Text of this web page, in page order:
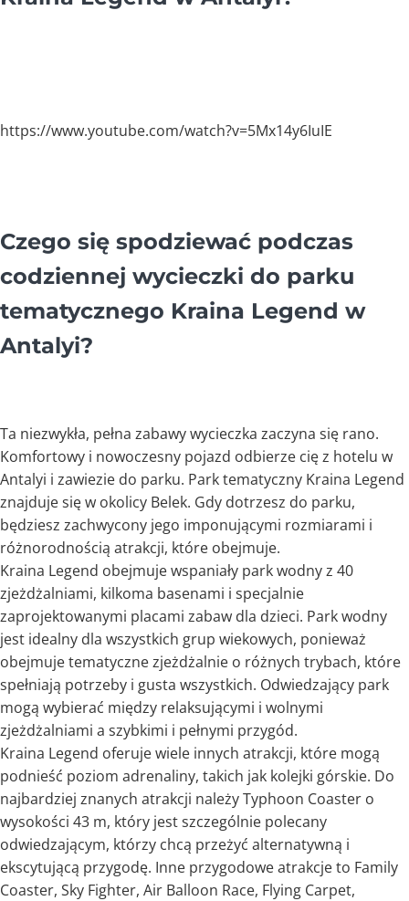
https://www.youtube.com/watch?v=5Mx14y6IuIE
Czego się spodziewać podczas
codziennej wycieczki do parku
tematycznego Kraina Legend w
Antalyi?
Ta niezwykła, pełna zabawy wycieczka zaczyna się rano.
Komfortowy i nowoczesny pojazd odbierze cię z hotelu w
Antalyi i zawiezie do parku. Park tematyczny Kraina Legend
znajduje się w okolicy Belek. Gdy dotrzesz do parku,
będziesz zachwycony jego imponującymi rozmiarami i
różnorodnością atrakcji, które obejmuje.
Kraina Legend obejmuje wspaniały park wodny z 40
zjeżdżalniami, kilkoma basenami i specjalnie
zaprojektowanymi placami zabaw dla dzieci. Park wodny
jest idealny dla wszystkich grup wiekowych, ponieważ
obejmuje tematyczne zjeżdżalnie o różnych trybach, które
spełniają potrzeby i gusta wszystkich. Odwiedzający park
mogą wybierać między relaksującymi i wolnymi
zjeżdżalniami a szybkimi i pełnymi przygód.
Kraina Legend oferuje wiele innych atrakcji, które mogą
podnieść poziom adrenaliny, takich jak kolejki górskie. Do
najbardziej znanych atrakcji należy Typhoon Coaster o
wysokości 43 m, który jest szczególnie polecany
odwiedzającym, którzy chcą przeżyć alternatywną i
ekscytującą przygodę. Inne przygodowe atrakcje to Family
Coaster, Sky Fighter, Air Balloon Race, Flying Carpet,